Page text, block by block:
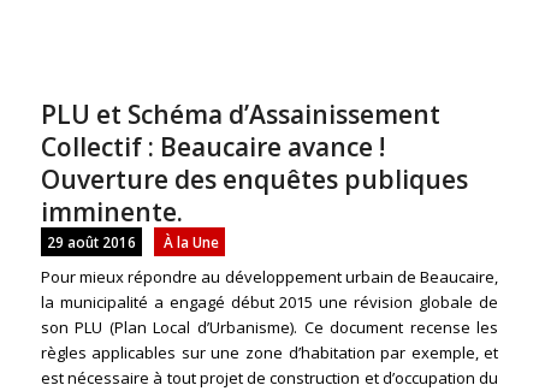
PLU et Schéma d’Assainissement
Collectif : Beaucaire avance !
Ouverture des enquêtes publiques
imminente.
29 août 2016 À la Une
Pour mieux répondre au développement urbain de Beaucaire,
la municipalité a engagé début 2015 une révision globale de
son PLU (Plan Local d’Urbanisme). Ce document recense les
règles applicables sur une zone d’habitation par exemple, et
est nécessaire à tout projet de construction et d’occupation du